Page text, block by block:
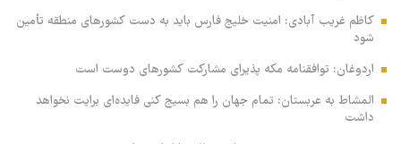
کاظم غریب آبادی: امنیت خلیج فارس باید به دست کشورهای منطقه تأمین
شود
اردوغان: توافقنامه مکه پذیرای مشارکت کشورهای دوست است
المشاط به عربستان: تمام جهان را هم بسیج کنی فایده‌ای برایت نخواهد
داشت